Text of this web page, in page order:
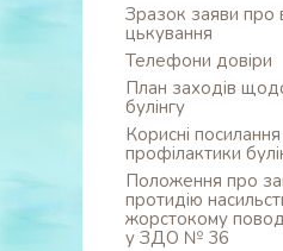
Зразок заяви про
цькування
Телефони довіри
План заходів
булінгу
Корисні
профілактики
Положення про
протидію
жорстокому
у ЗДО № 36